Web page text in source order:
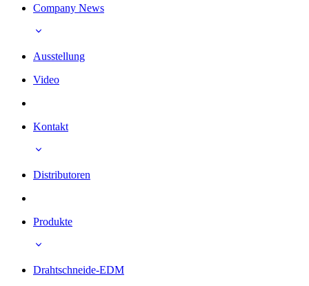
Company News
Ausstellung
Video
Kontakt
Distributoren
Produkte
Drahtschneide-EDM